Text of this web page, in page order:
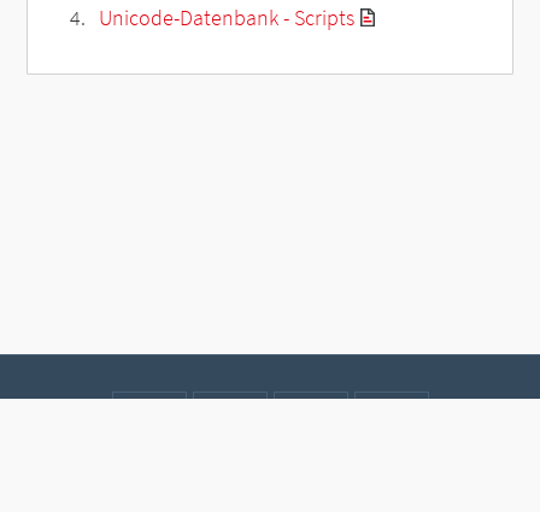
Unicode-Datenbank - Scripts